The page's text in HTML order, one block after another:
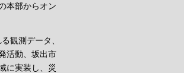
本部からオン
観測データ、
活動、坂出市
に実装し、災